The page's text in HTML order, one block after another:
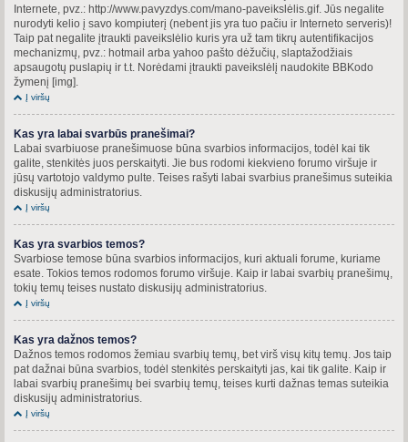
Internete, pvz.: http://www.pavyzdys.com/mano-paveikslėlis.gif. Jūs negalite
nurodyti kelio į savo kompiuterį (nebent jis yra tuo pačiu ir Interneto serveris)!
Taip pat negalite įtraukti paveikslėlio kuris yra už tam tikrų autentifikacijos
mechanizmų, pvz.: hotmail arba yahoo pašto dėžučių, slaptažodžiais
apsaugotų puslapių ir t.t. Norėdami įtraukti paveikslėlį naudokite BBKodo
žymenį [img].
Į viršų
Kas yra labai svarbūs pranešimai?
Labai svarbiuose pranešimuose būna svarbios informacijos, todėl kai tik
galite, stenkitės juos perskaityti. Jie bus rodomi kiekvieno forumo viršuje ir
jūsų vartotojo valdymo pulte. Teises rašyti labai svarbius pranešimus suteikia
diskusijų administratorius.
Į viršų
Kas yra svarbios temos?
Svarbiose temose būna svarbios informacijos, kuri aktuali forume, kuriame
esate. Tokios temos rodomos forumo viršuje. Kaip ir labai svarbių pranešimų,
tokių temų teises nustato diskusijų administratorius.
Į viršų
Kas yra dažnos temos?
Dažnos temos rodomos žemiau svarbių temų, bet virš visų kitų temų. Jos taip
pat dažnai būna svarbios, todėl stenkitės perskaityti jas, kai tik galite. Kaip ir
labai svarbių pranešimų bei svarbių temų, teises kurti dažnas temas suteikia
diskusijų administratorius.
Į viršų